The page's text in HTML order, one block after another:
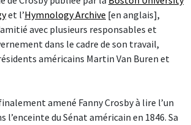
et l’Hymnology Archive [en anglais],
avec plusieurs responsables et
dans le cadre de son travail,
américains Martin Van Buren et
amené Fanny Crosby à lire l’un
l’enceinte du Sénat américain en 1846. Sa